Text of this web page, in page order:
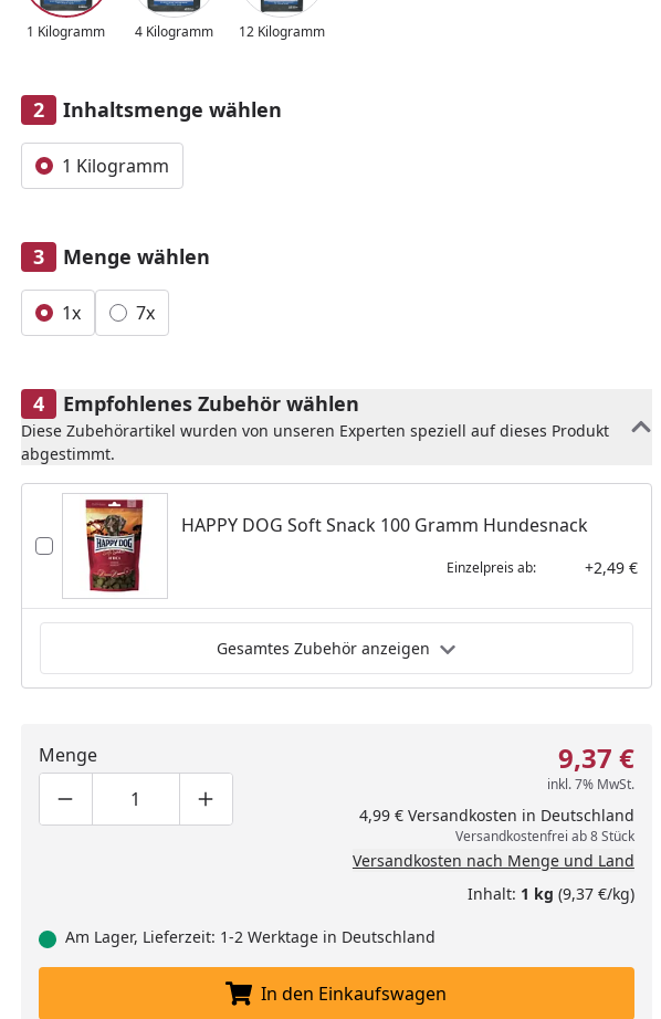
Bild anzeigen
Wunschliste hinzufügen
1 Kilogramm 4 Kilogramm 12 Kilogramm
Inhaltsmenge wählen
Alle anzeigen (1)
1 Kilogramm
Menge wählen
Alle anzeigen (2)
1x 7x
Empfohlenes Zubehör wählen
Diese Zubehörartikel wurden von unseren Experten speziell auf dieses Produkt
abgestimmt.
HAPPY DOG Soft Snack 100 Gramm Hundesnack
Einzelpreis ab: +2,49 €
Gesamtes Zubehör anzeigen
Menge
Produktmenge um eins verringern
Produktmenge manuell eingeben
Produktmenge um eins erhöhen
9,37 €
inkl. 7% MwSt.
4,99 € Versandkosten in Deutschland
Versandkostenfrei ab 8 Stück
Versandkosten nach Menge und Land
Inhalt: 1 kg (9,37 €/kg)
Am Lager, Lieferzeit: 1-2 Werktage in Deutschland
In den Einkaufswagen legen
In den Einkaufswagen